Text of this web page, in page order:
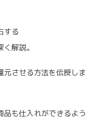
する
解説。
元させる方法を伝授しま
品も仕入れができるよう